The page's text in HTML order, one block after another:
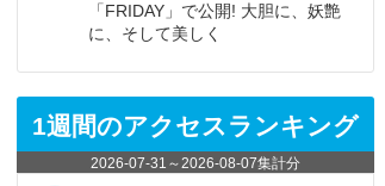
「FRIDAY」で公開! 大胆に、妖艶
に、そして美しく
1週間のアクセスランキング
2026-07-31 ～2026-08-07集計分